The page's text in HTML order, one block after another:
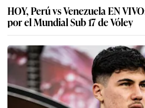
HOY, Perú vs Venezuela EN
por el Mundial Sub 17 de Vóley